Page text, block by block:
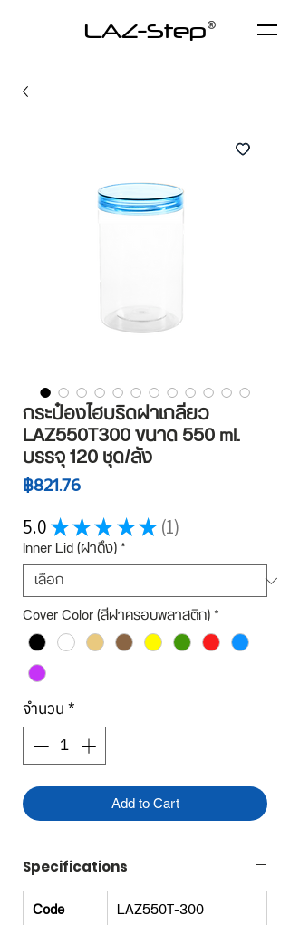
LAZ-Step
กระป๋องไฮบริดฝาเกลียว
LAZ550T300 ขนาด 550 ml.
บรรจุ 120 ชุด/ลัง
฿821.76ราคา
5.0★★★ ★★ 1
1
Inner Lid (ฝาดึง)*
Cover Color (สีฝาครอบพลาสติก)*
จำนวน *
Add to Cart
Specifications
Code
LAZ550T-300